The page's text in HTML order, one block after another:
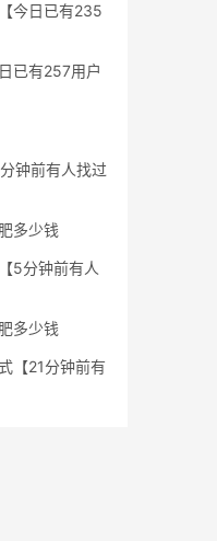
今日已有235
已有257用户
钟前有人找过
多少钱
5分钟前有人
多少钱
【21分钟前有